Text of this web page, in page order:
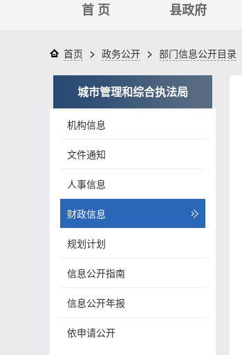
首 页 县政府
首页 > 政务公开 > 部门信息公开目录
城市管理和综合执法局
机构信息
文件通知
人事信息
财政信息
规划计划
信息公开指南
信息公开年报
依申请公开